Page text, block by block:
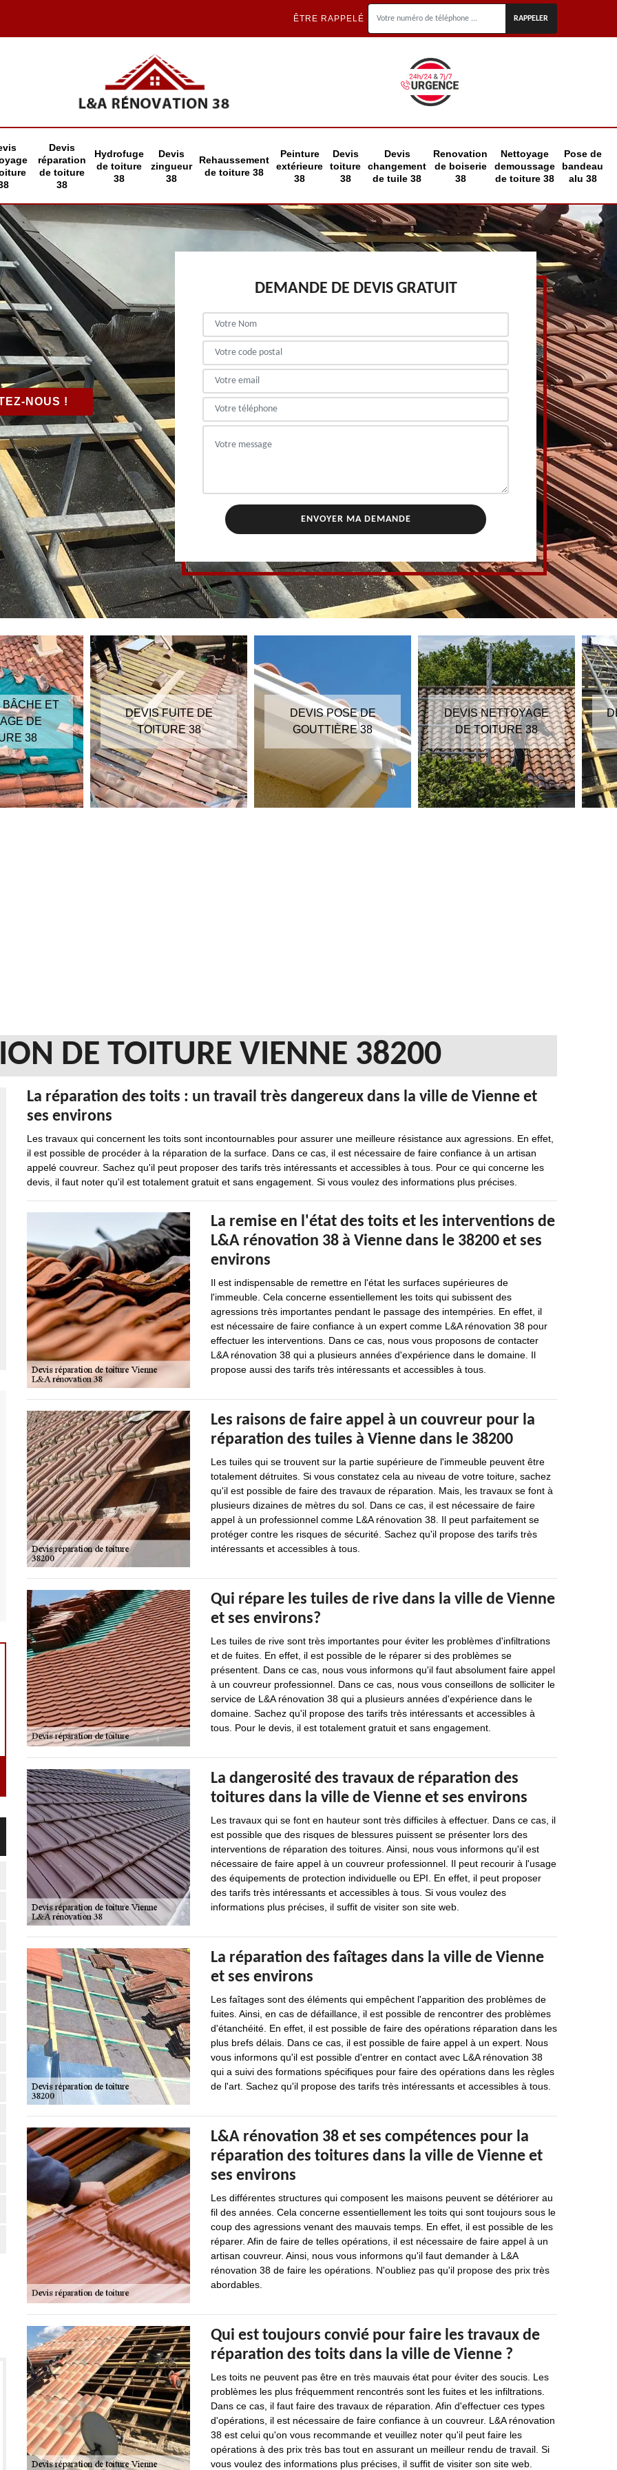
ÊTRE RAPPELÉ
Devis
réparation
de toiture
38
Hydrofuge
de toiture
38
Devis
zingueur
38
Rehaussement
de toiture 38
Peinture
extérieure
38
Devis
toiture
38
Devis
changement
de tuile 38
Renovation
de boiserie
38
Nettoyage
demoussage
de toiture 38
Pose de
bandeau
alu 38
NOUS !
DEMANDE DE DEVIS GRATUIT
BÂCHE ET
DE
38
DEVIS FUITE DE
TOITURE 38
DEVIS POSE DE
GOUTTIÈRE 38
DEVIS NETTOYAGE
DE TOITURE 38
DE TOITURE VIENNE 38200
La réparation des toits : un travail très dangereux dans la ville de Vienne et
ses environs
Les travaux qui concernent les toits sont incontournables pour assurer une meilleure résistance aux agressions. En effet,
il est possible de procéder à la réparation de la surface. Dans ce cas, il est nécessaire de faire confiance à un artisan
appelé couvreur. Sachez qu'il peut proposer des tarifs très intéressants et accessibles à tous. Pour ce qui concerne les
devis, il faut noter qu'il est totalement gratuit et sans engagement. Si vous voulez des informations plus précises.
La remise en l'état des toits et les interventions de
L&A rénovation 38 à Vienne dans le 38200 et ses
environs
Il est indispensable de remettre en l'état les surfaces supérieures de
l'immeuble. Cela concerne essentiellement les toits qui subissent des
agressions très importantes pendant le passage des intempéries. En effet, il
est nécessaire de faire confiance à un expert comme L&A rénovation 38 pour
effectuer les interventions. Dans ce cas, nous vous proposons de contacter
L&A rénovation 38 qui a plusieurs années d'expérience dans le domaine. Il
propose aussi des tarifs très intéressants et accessibles à tous.
Les raisons de faire appel à un couvreur pour la
réparation des tuiles à Vienne dans le 38200
Les tuiles qui se trouvent sur la partie supérieure de l'immeuble peuvent être
totalement détruites. Si vous constatez cela au niveau de votre toiture, sachez
qu'il est possible de faire des travaux de réparation. Mais, les travaux se font à
plusieurs dizaines de mètres du sol. Dans ce cas, il est nécessaire de faire
appel à un professionnel comme L&A rénovation 38. Il peut parfaitement se
protéger contre les risques de sécurité. Sachez qu'il propose des tarifs très
intéressants et accessibles à tous.
Qui répare les tuiles de rive dans la ville de Vienne
et ses environs?
Les tuiles de rive sont très importantes pour éviter les problèmes d'infiltrations
et de fuites. En effet, il est possible de le réparer si des problèmes se
présentent. Dans ce cas, nous vous informons qu'il faut absolument faire appel
à un couvreur professionnel. Dans ce cas, nous vous conseillons de solliciter le
service de L&A rénovation 38 qui a plusieurs années d'expérience dans le
domaine. Sachez qu'il propose des tarifs très intéressants et accessibles à
tous. Pour le devis, il est totalement gratuit et sans engagement.
La dangerosité des travaux de réparation des
toitures dans la ville de Vienne et ses environs
Les travaux qui se font en hauteur sont très difficiles à effectuer. Dans ce cas, il
est possible que des risques de blessures puissent se présenter lors des
interventions de réparation des toitures. Ainsi, nous vous informons qu'il est
nécessaire de faire appel à un couvreur professionnel. Il peut recourir à l'usage
des équipements de protection individuelle ou EPI. En effet, il peut proposer
des tarifs très intéressants et accessibles à tous. Si vous voulez des
informations plus précises, il suffit de visiter son site web.
La réparation des faîtages dans la ville de Vienne
et ses environs
Les faîtages sont des éléments qui empêchent l'apparition des problèmes de
fuites. Ainsi, en cas de défaillance, il est possible de rencontrer des problèmes
d'étanchéité. En effet, il est possible de faire des opérations réparation dans les
plus brefs délais. Dans ce cas, il est possible de faire appel à un expert. Nous
vous informons qu'il est possible d'entrer en contact avec L&A rénovation 38
qui a suivi des formations spécifiques pour faire des opérations dans les règles
de l'art. Sachez qu'il propose des tarifs très intéressants et accessibles à tous.
L&A rénovation 38 et ses compétences pour la
réparation des toitures dans la ville de Vienne et
ses environs
Les différentes structures qui composent les maisons peuvent se détériorer au
fil des années. Cela concerne essentiellement les toits qui sont toujours sous le
coup des agressions venant des mauvais temps. En effet, il est possible de les
réparer. Afin de faire de telles opérations, il est nécessaire de faire appel à un
artisan couvreur. Ainsi, nous vous informons qu'il faut demander à L&A
rénovation 38 de faire les opérations. N'oubliez pas qu'il propose des prix très
abordables.
Qui est toujours convié pour faire les travaux de
réparation des toits dans la ville de Vienne ?
Les toits ne peuvent pas être en très mauvais état pour éviter des soucis. Les
problèmes les plus fréquemment rencontrés sont les fuites et les infiltrations.
Dans ce cas, il faut faire des travaux de réparation. Afin d'effectuer ces types
d'opérations, il est nécessaire de faire confiance à un couvreur. L&A rénovation
38 est celui qu'on vous recommande et veuillez noter qu'il peut faire les
opérations à des prix très bas tout en assurant un meilleur rendu de travail. Si
vous voulez des informations plus précises, il suffit de visiter son site web.